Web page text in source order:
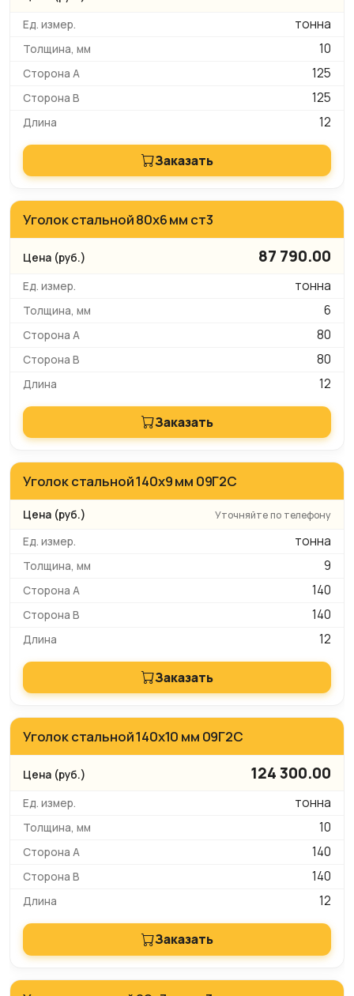
тонна
10
125
125
12
Заказать
Уголок стальной 80х6 мм ст3
87 790.00
тонна
6
80
80
12
Заказать
Уголок стальной 140х9 мм 09Г2С
Уточняйте по телефону
тонна
9
140
140
12
Заказать
Уголок стальной 140х10 мм 09Г2С
124 300.00
тонна
10
140
140
12
Заказать